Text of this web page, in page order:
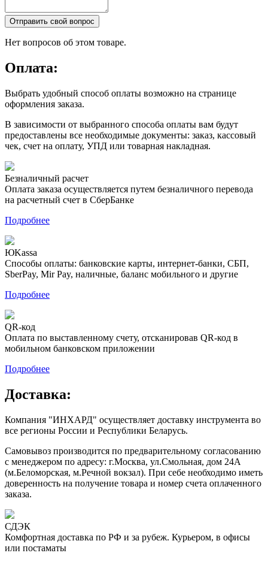
Отправить свой вопрос
Нет вопросов об этом товаре.
Оплата:
Выбрать удобный способ оплаты возможно на странице
оформления заказа.
В зависимости от выбранного способа оплаты вам будут
предоставлены все необходимые документы: заказ, кассовый
чек, счет на оплату, УПД или товарная накладная.
Безналичный расчет
Оплата заказа осуществляется путем безналичного перевода
на расчетный счет в СберБанке
Подробнее
ЮKassa
Способы оплаты: банковские карты, интернет-банки, СБП,
SberPay, Mir Pay, наличные, баланс мобильного и другие
Подробнее
QR-код
Оплата по выставленному счету, отсканировав QR-код в
мобильном банковском приложении
Подробнее
Доставка:
Компания "ИНХАРД" осуществляет доставку инструмента во
все регионы России и Республики Беларусь.
Самовывоз производится по предварительному согласованию
с менеджером по адресу: г.Москва, ул.Смольная, дом 24А
(м.Беломорская, м.Речной вокзал). При себе необходимо иметь
доверенность на получение товара и номер счета оплаченного
заказа.
СДЭК
Комфортная доставка по РФ и за рубеж. Курьером, в офисы
или постаматы